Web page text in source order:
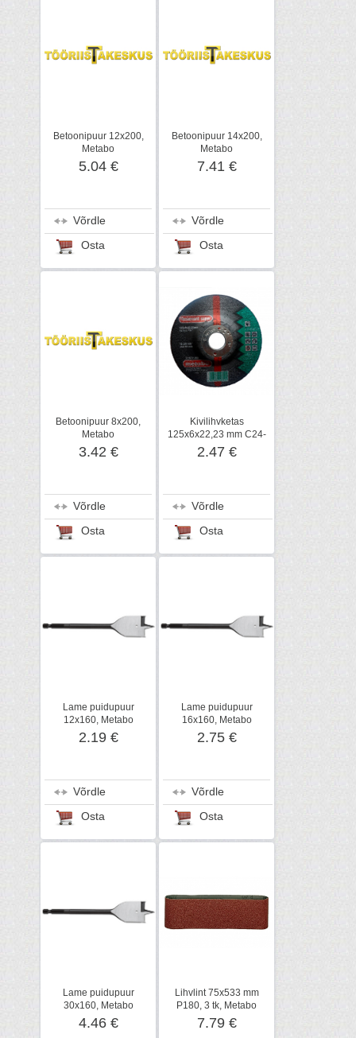
Betoonipuur 12x200,
Metabo
5.04 €
Võrdle
Osta
Betoonipuur 14x200,
Metabo
7.41 €
Võrdle
Osta
Betoonipuur 8x200,
Metabo
3.42 €
Võrdle
Osta
Kivilihvketas
125x6x22,23 mm C24-
N, Metabo
2.47 €
Võrdle
Osta
Lame puidupuur
12x160, Metabo
2.19 €
Võrdle
Osta
Lame puidupuur
16x160, Metabo
2.75 €
Võrdle
Osta
Lame puidupuur
30x160, Metabo
4.46 €
Lihvlint 75x533 mm
P180, 3 tk, Metabo
7.79 €